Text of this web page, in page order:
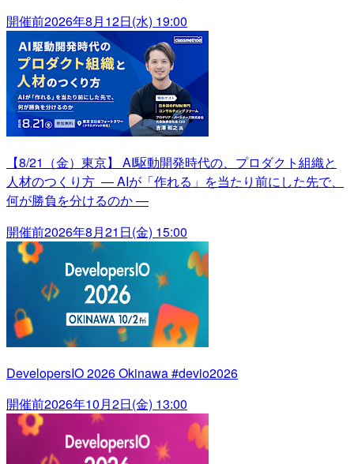
開催前2026年8月12日(水) 19:00
【8/21（金）東京】 AI駆動開発時代の、プロダクト組織と
人材のつくり方 ― AIが「作れる」を当たり前にした先で、
何が勝負を分けるのか ―
開催前2026年8月21日(金) 15:00
DevelopersIO 2026 Okinawa #devio2026
開催前2026年10月2日(金) 13:00